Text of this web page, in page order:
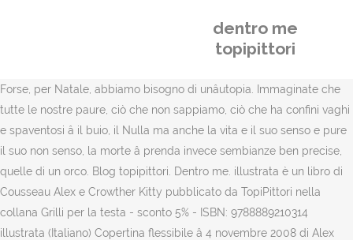
dentro me
topipittori
Forse, per Natale, abbiamo bisogno di unâutopia. Immaginate che
tutte le nostre paure, ciò che non sappiamo, ciò che ha confini vaghi
e spaventosi â il buio, il Nulla ma anche la vita e il suo senso e pure
il suo non senso, la morte â prenda invece sembianze ben precise,
quelle di un orco. Blog topipittori. Dentro me. illustrata è un libro di
Cousseau Alex e Crowther Kitty pubblicato da TopiPittori nella
collana Grilli per la testa - sconto 5% - ISBN: 9788889210314
illustrata (Italiano) Copertina flessibile â 4 novembre 2008 di Alex